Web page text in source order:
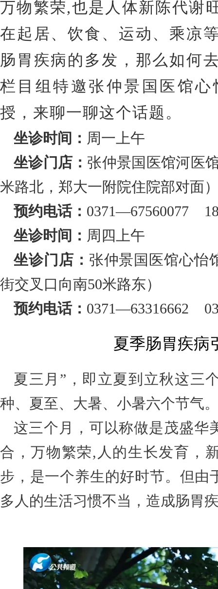
万物繁荣,也是人体新陈代谢
在起居、饮食、运动、乘凉
肠胃疾病的多发，那么如何
栏目组特邀张仲景国医馆
授，来聊一聊这个话题。
坐诊时间： 周一上午
坐诊门店：张仲景国医馆河医
米路北，郑大一附院住院部对面
预约电话： 0371—67560077
坐诊时间： 周四上午
坐诊门店： 张仲景国医馆心怡
街交叉口向南50米路东）
预约电话： 0371—63316662
夏季肠胃疾病
夏三月”，即立夏到立秋这三
种、夏至、大暑、小暑六个节气
这三个月，可以称做是茂盛华
合，万物繁荣,人的生长发育，
步，是一个养生的好时节。但由
多人的生活习惯不当，造成肠胃